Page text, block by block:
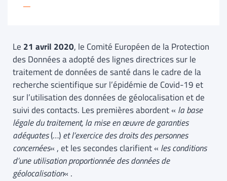
—
Le 21 avril 2020, le Comité Européen de la Protection
des Données a adopté des lignes directrices sur le
traitement de données de santé dans le cadre de la
recherche scientifique sur l’épidémie de Covid-19 et
sur l’utilisation des données de géolocalisation et de
suivi des contacts. Les premières abordent « la base
légale du traitement, la mise en œuvre de garanties
adéquates(…)et l’exercice des droits des personnes
concernées« , et les secondes clarifient « les conditions
d’une utilisation proportionnée des données de
géolocalisation« .